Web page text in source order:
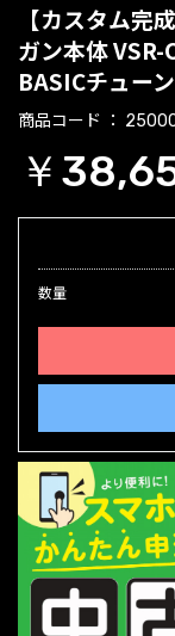
【カスタム完
ガン本体
BASICチュー
商品コード
￥
数量